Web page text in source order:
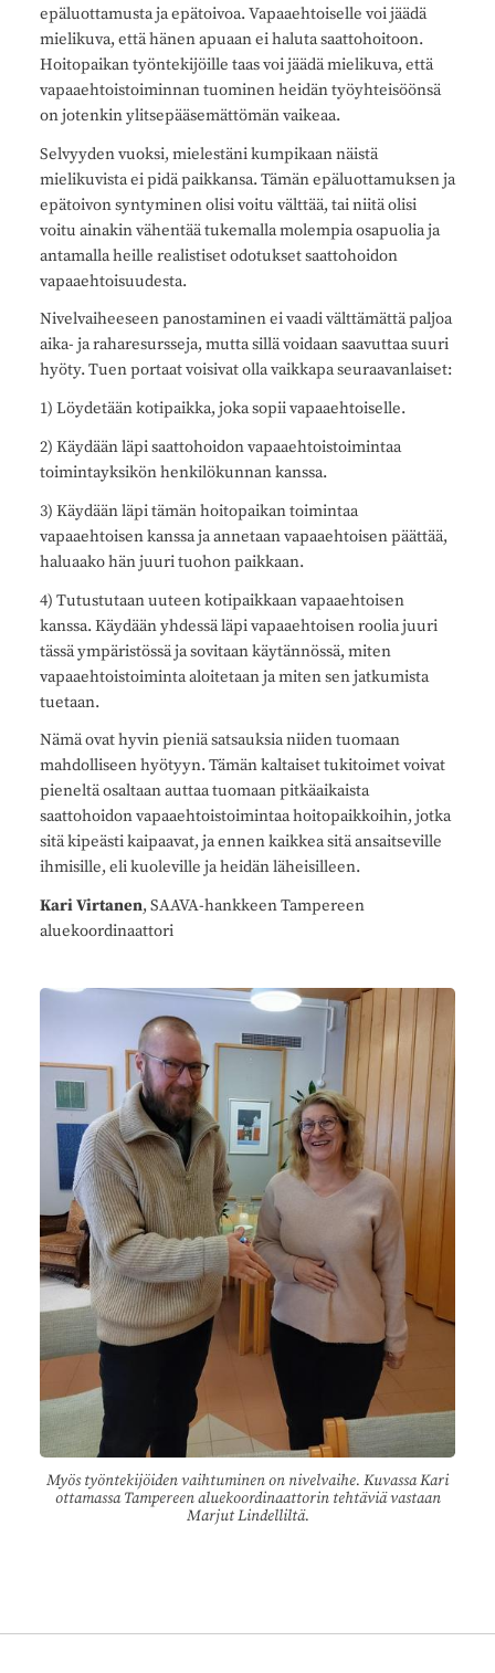
epäluottamusta ja epätoivoa. Vapaaehtoiselle voi jäädä
mielikuva, että hänen apuaan ei haluta saattohoitoon.
Hoitopaikan työntekijöille taas voi jäädä mielikuva, että
vapaaehtoistoiminnan tuominen heidän työyhteisöönsä
on jotenkin ylitsepääsemättömän vaikeaa.
Selvyyden vuoksi, mielestäni kumpikaan näistä
mielikuvista ei pidä paikkansa. Tämän epäluottamuksen ja
epätoivon syntyminen olisi voitu välttää, tai niitä olisi
voitu ainakin vähentää tukemalla molempia osapuolia ja
antamalla heille realistiset odotukset saattohoidon
vapaaehtoisuudesta.
Nivelvaiheeseen panostaminen ei vaadi välttämättä paljoa
aika- ja raharesursseja, mutta sillä voidaan saavuttaa suuri
hyöty. Tuen portaat voisivat olla vaikkapa seuraavanlaiset:
1) Löydetään kotipaikka, joka sopii vapaaehtoiselle.
2) Käydään läpi saattohoidon vapaaehtoistoimintaa
toimintayksikön henkilökunnan kanssa.
3) Käydään läpi tämän hoitopaikan toimintaa
vapaaehtoisen kanssa ja annetaan vapaaehtoisen päättää,
haluaako hän juuri tuohon paikkaan.
4) Tutustutaan uuteen kotipaikkaan vapaaehtoisen
kanssa. Käydään yhdessä läpi vapaaehtoisen roolia juuri
tässä ympäristössä ja sovitaan käytännössä, miten
vapaaehtoistoiminta aloitetaan ja miten sen jatkumista
tuetaan.
Nämä ovat hyvin pieniä satsauksia niiden tuomaan
mahdolliseen hyötyyn. Tämän kaltaiset tukitoimet voivat
pieneltä osaltaan auttaa tuomaan pitkäaikaista
saattohoidon vapaaehtoistoimintaa hoitopaikkoihin, jotka
sitä kipeästi kaipaavat, ja ennen kaikkea sitä ansaitseville
ihmisille, eli kuoleville ja heidän läheisilleen.
Kari Virtanen, SAAVA-hankkeen Tampereen
aluekoordinaattori
Myös työntekijöiden vaihtuminen on nivelvaihe. Kuvassa Kari
ottamassa Tampereen aluekoordinaattorin tehtäviä vastaan
Marjut Lindelliltä.